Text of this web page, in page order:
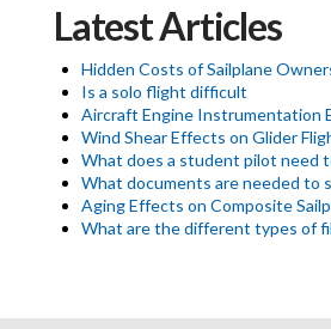
Latest Articles
Hidden Costs of Sailplane
Is a solo flight difficult
Aircraft Engine Instrumentation
Wind Shear Effects on Glider
What does a student pilot need
What documents are needed to
Aging Effects on Composite
What are the different types of